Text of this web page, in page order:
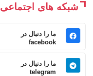
شبکه های اجتماعی
ما را دنبال در
facebook
ما را دنبال در
telegram